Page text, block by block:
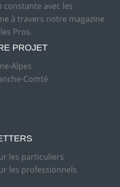
avec les
à travers notre magazine
Pros.
PROJET
Alpes
Comté
les particuliers
les professionnels